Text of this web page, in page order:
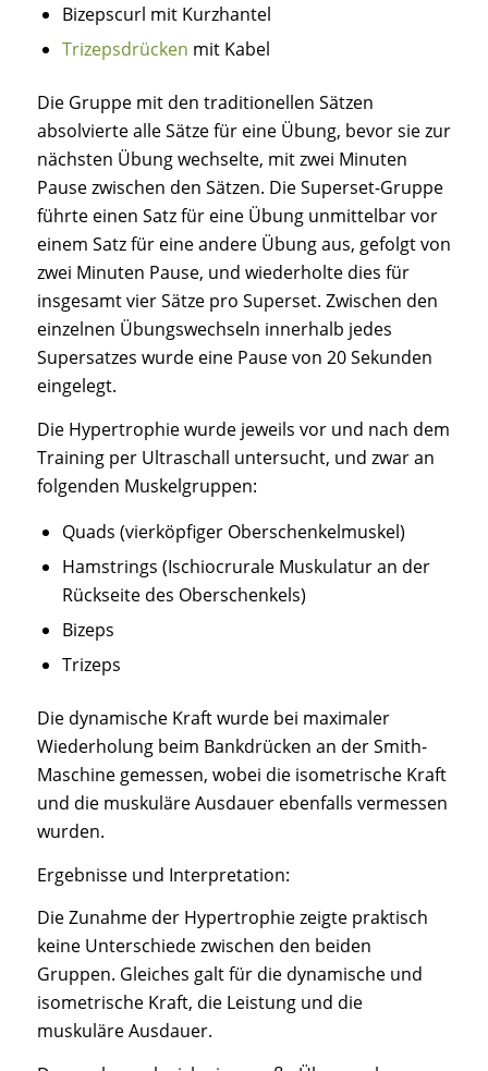
Bizepscurl mit Kurzhantel
Trizepsdrücken mit Kabel
Die Gruppe mit den traditionellen Sätzen
absolvierte alle Sätze für eine Übung, bevor sie zur
nächsten Übung wechselte, mit zwei Minuten
Pause zwischen den Sätzen. Die Superset-Gruppe
führte einen Satz für eine Übung unmittelbar vor
einem Satz für eine andere Übung aus, gefolgt von
zwei Minuten Pause, und wiederholte dies für
insgesamt vier Sätze pro Superset. Zwischen den
einzelnen Übungswechseln innerhalb jedes
Supersatzes wurde eine Pause von 20 Sekunden
eingelegt.
Die Hypertrophie wurde jeweils vor und nach dem
Training per Ultraschall untersucht, und zwar an
folgenden Muskelgruppen:
Quads (vierköpfiger Oberschenkelmuskel)
Hamstrings (Ischiocrurale Muskulatur an der
Rückseite des Oberschenkels)
Bizeps
Trizeps
Die dynamische Kraft wurde bei maximaler
Wiederholung beim Bankdrücken an der Smith-
Maschine gemessen, wobei die isometrische Kraft
und die muskuläre Ausdauer ebenfalls vermessen
wurden.
Ergebnisse und Interpretation:
Die Zunahme der Hypertrophie zeigte praktisch
keine Unterschiede zwischen den beiden
Gruppen. Gleiches galt für die dynamische und
isometrische Kraft, die Leistung und die
muskuläre Ausdauer.